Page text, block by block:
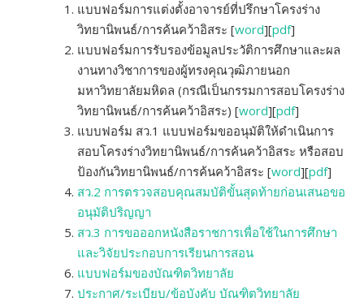
แบบฟอร์มการแต่งตั้งอาจารย์ที่ปรึกษาโครงร่าง
วิทยานิพนธ์/การค้นคว้าอิสระ [word][pdf]
แบบฟอร์มการรับรองข้อมูลประวัติการศึกษาและผล
งานทางวิชาการของผู้ทรงคุณวุฒิภายนอก
มหาวิทยาลัยมหิดล (กรณีเป็นกรรมการสอบโครงร่าง
วิทยานิพนธ์/การค้นคว้าอิสระ) [word][pdf]
แบบฟอร์ม สว.1 แบบฟอร์มขออนุมัติให้ดำเนินการ
สอบโครงร่างวิทยานิพนธ์/การค้นคว้าอิสระ หรือสอบ
ป้องกันวิทยานิพนธ์/การค้นคว้าอิสระ [word][pdf]
สว.2 การตรวจสอบคุณสมบัติขั้นสุดท้ายก่อนเสนอขอ
อนุมัติปริญญา
สว.3 การขอออกหนังสือราชการเพื่อใช้ในการศึกษา
และวิจัยประกอบการเรียนการสอน
แบบฟอร์มของบัณฑิตวิทยาลัย
ประกาศ/ระเบียบ/ข้อบังคับ บัณฑิตวิทยาลัย